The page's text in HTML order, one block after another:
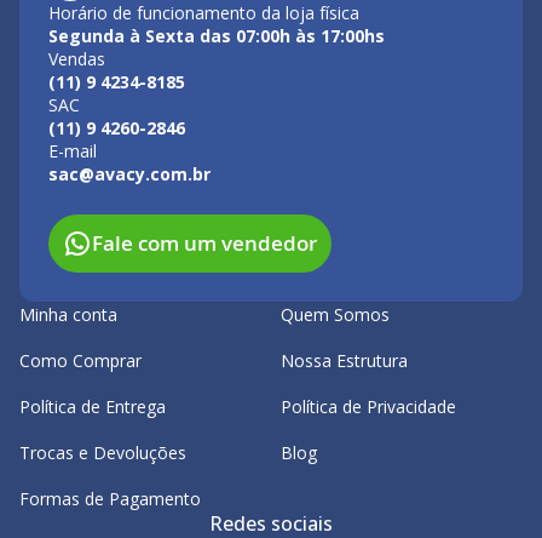
Horário de funcionamento da loja física
Segunda à Sexta das 07:00h às 17:00hs
Vendas
(11) 9 4234-8185
SAC
(11) 9 4260-2846
E-mail
sac@avacy.com.br
Fale com um vendedor
Minha conta
Como Comprar
Política de Entrega
Trocas e Devoluções
Formas de Pagamento
Quem Somos
Nossa Estrutura
Política de Privacidade
Blog
Redes sociais